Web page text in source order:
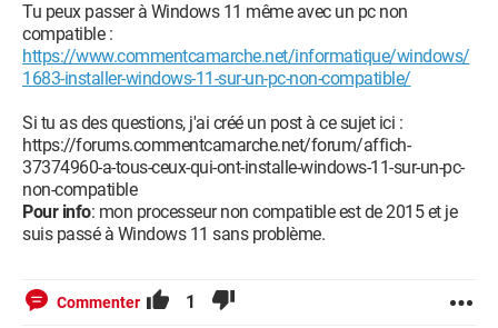
Tu peux passer à Windows 11 même avec un pc non
compatible :
https://www.commentcamarche.net/informatique/windows/
1683-installer-windows-11-sur-un-pc-non-compatible/
Si tu as des questions, j'ai créé un post à ce sujet ici :
https://forums.commentcamarche.net/forum/affich-
37374960-a-tous-ceux-qui-ont-installe-windows-11-sur-un-pc-
non-compatible
Pour info: mon processeur non compatible est de 2015 et je
suis passé à Windows 11 sans problème.
Commenter 1